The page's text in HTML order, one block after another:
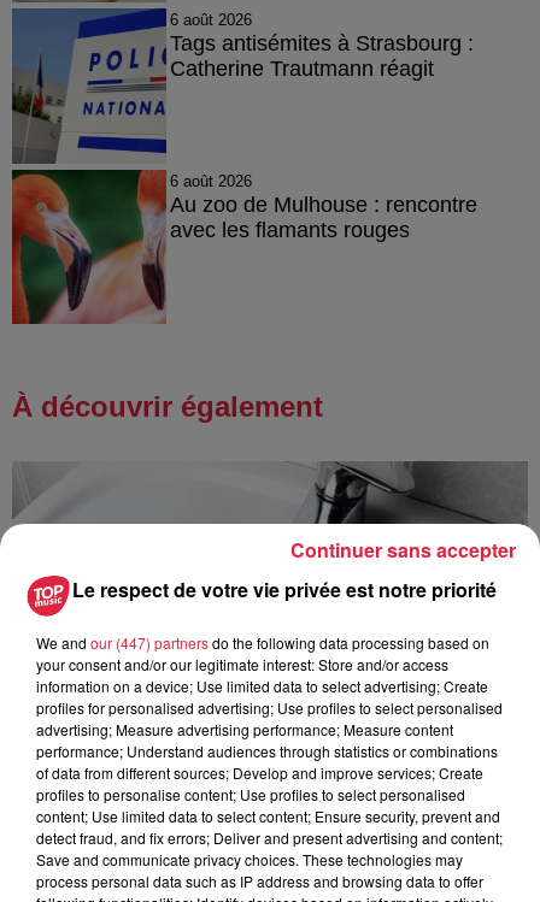
6 août 2026
Tags antisémites à Strasbourg :
Catherine Trautmann réagit
6 août 2026
Au zoo de Mulhouse : rencontre
avec les flamants rouges
À découvrir également
À Hoerdt, de l’eau brune sort des robinets
Le respect de votre vie privée est notre priorité
We and our (447) partnersdo the following data processing based on
your consent and/or our legitimate interest: Store and/or access
information on a device; Use limited data to select advertising; Create
profiles for personalised advertising; Use profiles to select personalised
advertising; Measure advertising performance; Measure content
performance; Understand audiences through statistics or combinations
of data from different sources; Develop and improve services; Create
profiles to personalise content; Use profiles to select personalised
content; Use limited data to select content; Ensure security, prevent and
detect fraud, and fix errors; Deliver and present advertising and content;
Save and communicate privacy choices. These technologies may
process personal data such as IP address and browsing data to offer
Continuer sans accepter